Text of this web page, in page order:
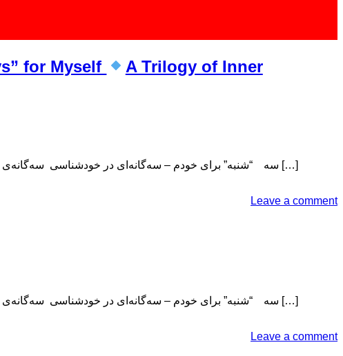
for Myself
A Trilogy of Inner
سه “شنبه” برای خودم – سه‌گانه‌ای در خودشناسی سه‌گانه‌ی درون‌نگری: ملاقات‌هایی با خویشتن با دکتر میترا بیگی مدرس دانشگاه و مشاور سلامت روان در منطقه مدیترانه شرقی عضو هیئت […]
Leave a comment
سه “شنبه” برای خودم – سه‌گانه‌ای در خودشناسی سه‌گانه‌ی درون‌نگری: ملاقات‌هایی با خویشتن با دکتر میترا بیگی مدرس دانشگاه و مشاور سلامت روان در منطقه مدیترانه شرقی عضو هیئت […]
Leave a comment